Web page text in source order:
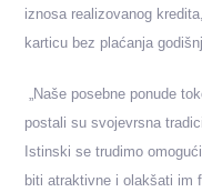
iznosa realizovanog
karticu bez plaćanja
„Naše posebne ponude
postali su svojevrsna
Istinski se trudimo
biti atraktivne i olakšati im